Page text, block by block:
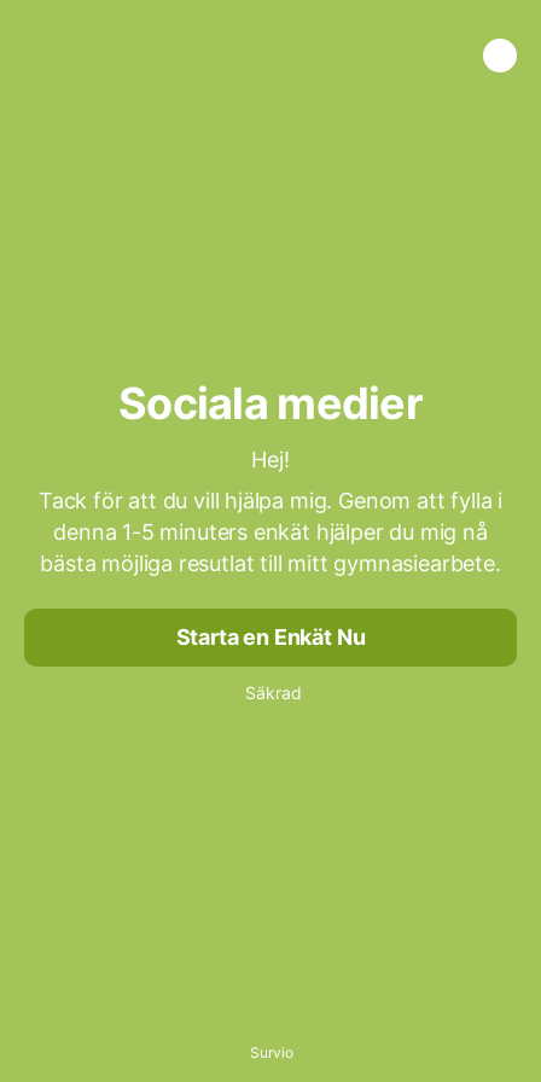
Sociala medier
Hej!
Tack för att du vill hjälpa mig. Genom att fylla i
denna 1-5 minuters enkät hjälper du mig nå
bästa möjliga resutlat till mitt gymnasiearbete.
Starta en Enkät Nu
Säkrad
Survio